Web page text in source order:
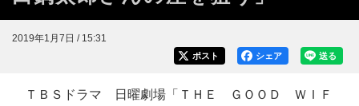
2019年1月7日 / 15:31
送る
シェア
ポスト
ＴＢＳドラマ 日曜劇場「ＴＨＥ ＧＯＯＤ ＷＩＦ